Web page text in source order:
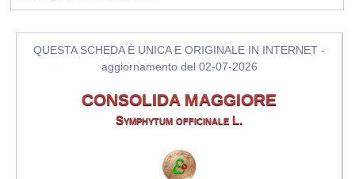
QUESTA SCHEDA È UNICA E ORIGINALE IN INTERNET -
aggiornamento del 02-07-2026
CONSOLIDA MAGGIORE
Symphytum officinale L.